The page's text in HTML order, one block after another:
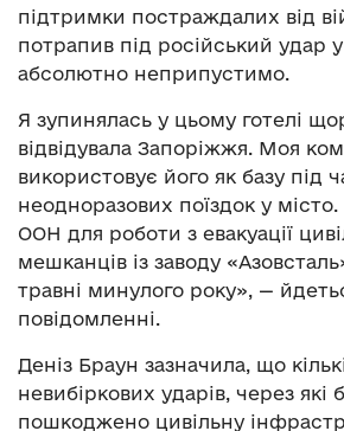
підтримки постраждалих від
потрапив під російський удар
абсолютно неприпустимо.
Я зупинялась у цьому готелі
відвідувала Запоріжжя. Моя
використовує його як базу під
неодноразових поїздок у
ООН для роботи з евакуації
мешканців із заводу
травні минулого року», —
повідомленні.
Деніз Браун зазначила, що
невибіркових ударів, через які
пошкоджено цивільну